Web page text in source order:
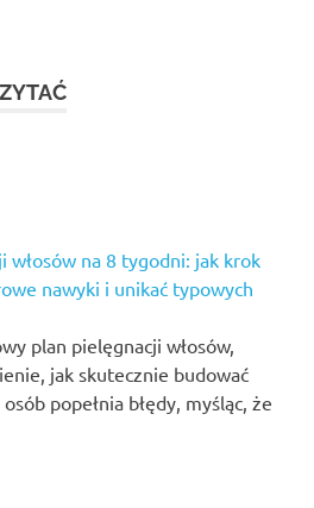
włosów na 8 tygodni: jak krok
nawyki i unikać typowych
plan pielęgnacji włosów,
jak skutecznie budować
popełnia błędy, myśląc, że